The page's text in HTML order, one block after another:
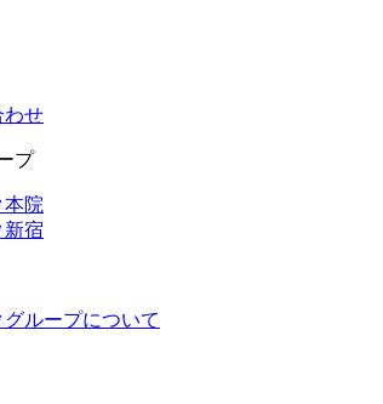
わせ
プ
本院
新宿
ループについて